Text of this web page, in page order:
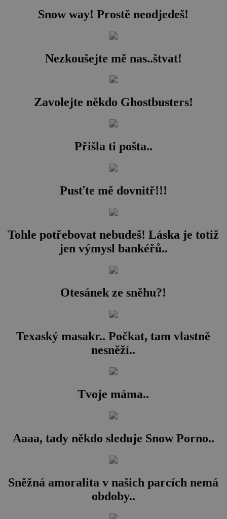
Snow way! Prostě neodjedeš!
Nezkoušejte mě nas..štvat!
Zavolejte někdo Ghostbusters!
Přišla ti pošta..
Pusťte mě dovnitř!!!
Tohle potřebovat nebudeš! Láska je totiž
jen výmysl bankéřů..
Otesánek ze sněhu?!
Texaský masakr.. Počkat, tam vlastně
nesněží..
Tvoje máma..
Aaaa, tady někdo sleduje Snow Porno..
Sněžná amoralita v našich parcích nemá
obdoby..